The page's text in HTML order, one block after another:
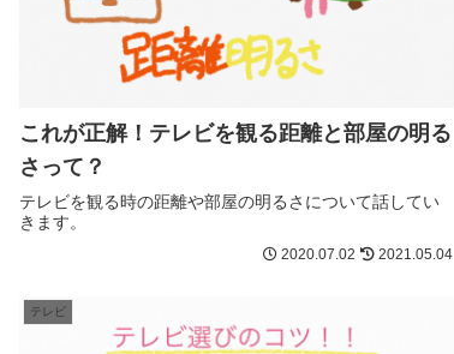
これが正解！テレビを観る距離と部屋の明る
さって？
テレビを観る時の距離や部屋の明るさについて話してい
きます。
2020.07.02 2021.05.04
テレビ